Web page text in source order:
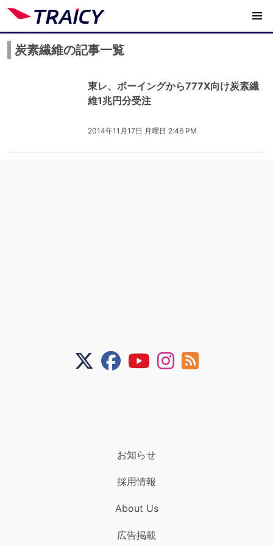
炭素繊維の記事一覧
東レ、ボーイングから777X向け炭素繊
維1兆円分受注
2014年11月17日 月曜日 2:46 PM
お知らせ
採用情報
About Us
広告掲載